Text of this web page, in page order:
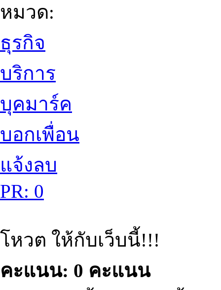
หมวด:
ธุรกิจ
บริการ
บุคมาร์ค
บอกเพื่อน
แจ้งลบ
PR: 0
โหวต ให้กับเว็บนี้!!!
คะแนน: 0 คะแนน